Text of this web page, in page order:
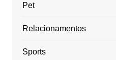
Pet
Relacionamentos
Sports